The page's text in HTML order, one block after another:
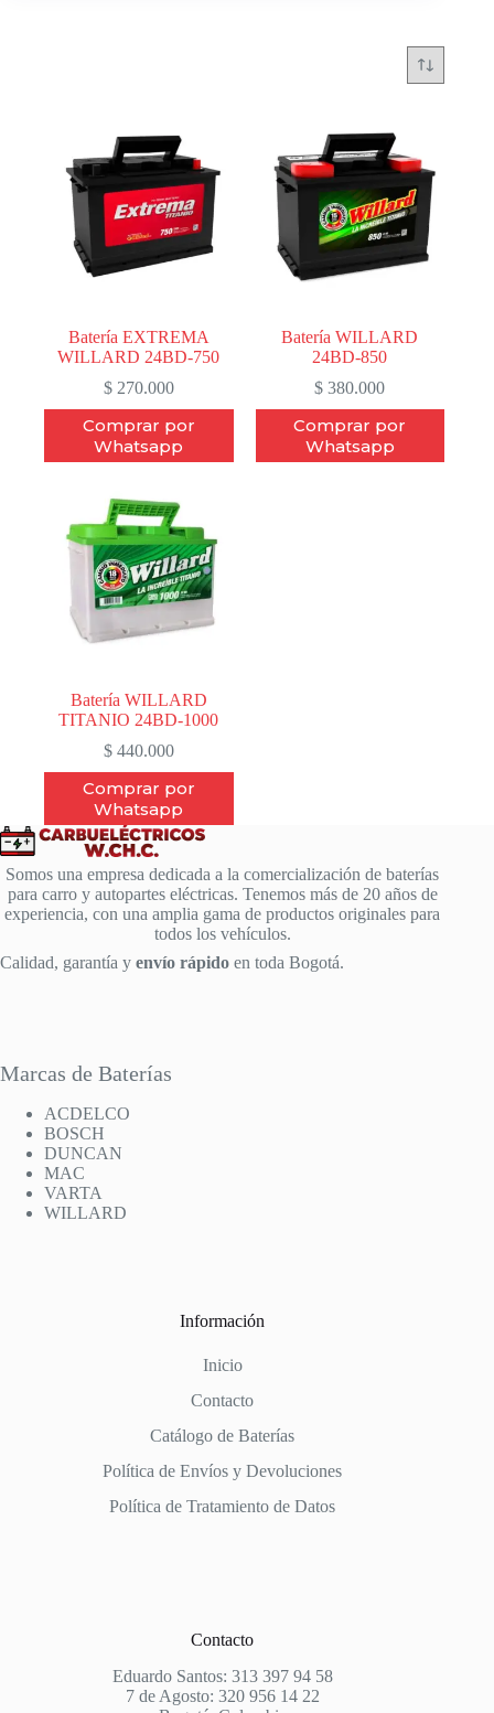
Batería EXTREMA
WILLARD 24BD-750
$270.000
Comprar por
Whatsapp
Batería WILLARD
24BD-850
$ 380.000
Comprar por
Whatsapp
Batería WILLARD
TITANIO 24BD-1000
$440.000
Comprar por
Whatsapp
Somos una empresa dedicada a la comercialización de baterías
para carro y autopartes eléctricas. Tenemos más de 20 años de
experiencia, con una amplia gama de productos originales para
todos los vehículos.
Calidad, garantía y envío rápido en toda Bogotá.
Marcas de Baterías
ACDELCO
BOSCH
DUNCAN
MAC
VARTA
WILLARD
Información
Inicio
Contacto
Catálogo de Baterías
Política de Envíos y Devoluciones
Política de Tratamiento de Datos
Contacto
Eduardo Santos: 313 397 94 58
7 de Agosto: 320 956 14 22